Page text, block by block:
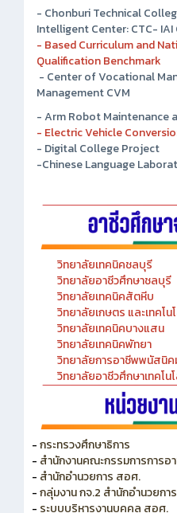
- Chonburi Technical
Intelligent Center: CTC- IAI
- Based Curriculum and
Qualification Benchmark
- Center of Vocational
Management CVM
- Arm Robot Maintenance
- Electric Vehicle
- Digital College Project
-Chinese Language
วิทยาลัยเทคนิคชลบุรี
วิทยาลัยอาชีวศึกษาชลบุรี
วิทยาลัยเทคนิคสัตหีบ
วิทยาลัยเกษตร และเทคโ
วิทยาลัยเทคนิคบางแสน
วิทยาลัยเทคนิคพัทยา
วิทยาลัยการอาชีพพนัสนิค
วิทยาลัยอาชีวศึกษาเทคโ
-กระทรวงศึกษาธิการ
- สำนักงานคณะกรรมการการอ
- สำนักอำนวยการ สอศ.
-กลุ่มงาน กจ.2 สำนักอำนวยกา
- ระบบบริหารงานบุคคล สอศ.